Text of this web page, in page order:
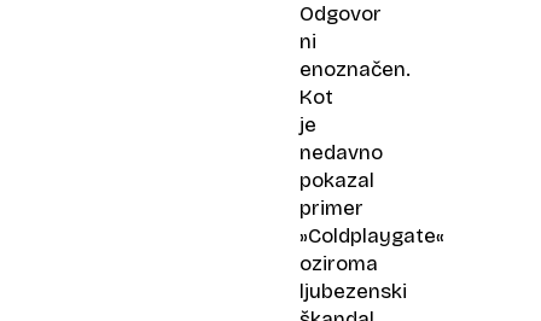
Odgovor
ni
enoznačen.
Kot
je
nedavno
pokazal
primer
»Coldplaygate«
oziroma
ljubezenski